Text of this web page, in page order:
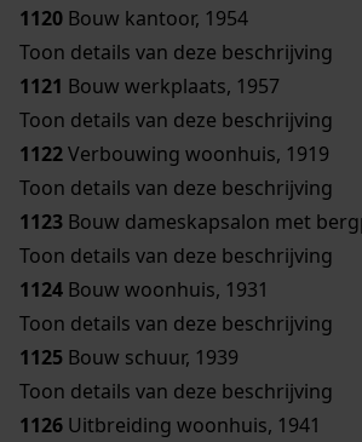
1120 Bouw kantoor, 1954
Toon details van deze beschrijving
1121 Bouw werkplaats, 1957
Toon details van deze beschrijving
1122Verbouwing woonhuis, 1919
Toon details van deze beschrijving
1123 Bouw dameskapsalon met
Toon details van deze beschrijving
1124 Bouw woonhuis, 1931
Toon details van deze beschrijving
1125 Bouw schuur, 1939
Toon details van deze beschrijving
1126 Uitbreiding woonhuis, 1941